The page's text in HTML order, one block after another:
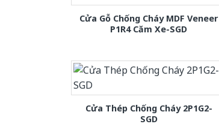
Cửa Gỗ Chống Cháy MDF Veneer
P1R4 Căm Xe-SGD
Cửa Thép Chống Cháy 2P1G2-
SGD